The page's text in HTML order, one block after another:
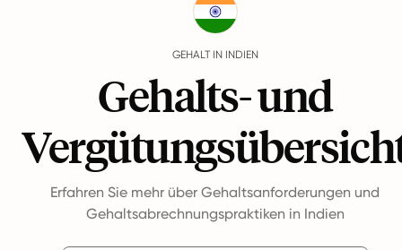
GEHALT IN INDIEN
Gehalts- und
Erfahren Sie mehr über Gehaltsanforderungen und
Gehaltsabrechnungspraktiken in Indien